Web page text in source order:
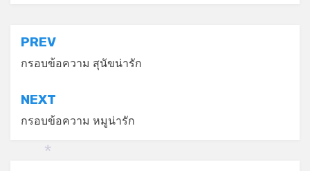
แนะแนว
เรื่อง
PREV
กรอบข้อความ สุนัขน่ารัก
NEXT
กรอบข้อความ หมูน่ารัก